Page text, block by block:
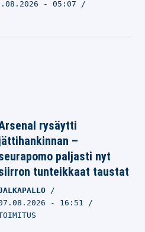
- 05:07
rysäytti
–
paljasti nyt
tunteikkaat taustat
- 16:51